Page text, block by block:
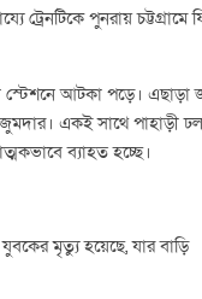
ট্রেনটিকে পুনরায় চট্টগ্রামে
স্টেশনে আটকা পড়ে। এছাড়া
একই সাথে পাহাড়ী
ব্যাহত হচ্ছে।
মৃত্যু হয়েছে, যার বাড়ি